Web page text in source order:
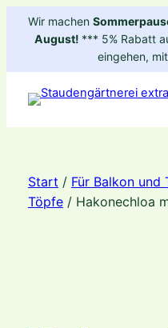
ZumWir machen
August! *** 5% Rabatt
eingehen,
Start / Für Balkon und
Töpfe/ Hakonechloa